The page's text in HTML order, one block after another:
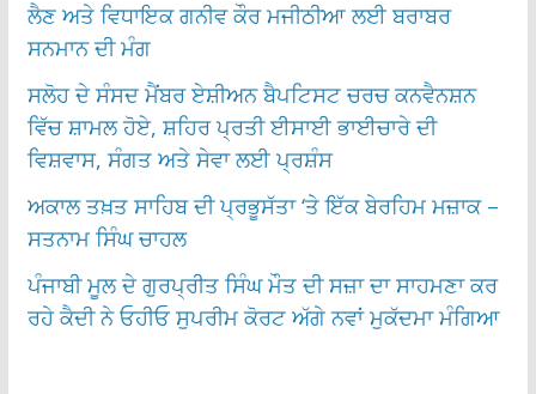
ਲੈਣ ਅਤੇ ਵਿਧਾਇਕ ਗਨੀਵ ਕੌਰ ਮਜੀਠੀਆ ਲਈ ਬਰਾਬਰ
ਸਨਮਾਨ ਦੀ ਮੰਗ
ਸਲੋਹ ਦੇ ਸੰਸਦ ਮੈਂਬਰ ਏਸ਼ੀਅਨ ਬੈਪਟਿਸਟ ਚਰਚ ਕਨਵੈਨਸ਼ਨ
ਵਿੱਚ ਸ਼ਾਮਲ ਹੋਏ, ਸ਼ਹਿਰ ਪ੍ਰਤੀ ਈਸਾਈ ਭਾਈਚਾਰੇ ਦੀ
ਵਿਸ਼ਵਾਸ, ਸੰਗਤ ਅਤੇ ਸੇਵਾ ਲਈ ਪ੍ਰਸ਼ੰਸ
ਅਕਾਲ ਤਖ਼ਤ ਸਾਹਿਬ ਦੀ ਪ੍ਰਭੂਸੱਤਾ ‘ਤੇ ਇੱਕ ਬੇਰਹਿਮ ਮਜ਼ਾਕ –
ਸਤਨਾਮ ਸਿੰਘ ਚਾਹਲ
ਪੰਜਾਬੀ ਮੂਲ ਦੇ ਗੁਰਪ੍ਰੀਤ ਸਿੰਘ ਮੌਤ ਦੀ ਸਜ਼ਾ ਦਾ ਸਾਹਮਣਾ ਕਰ
ਰਹੇ ਕੈਦੀ ਨੇ ਓਹੀਓ ਸੁਪਰੀਮ ਕੋਰਟ ਅੱਗੇ ਨਵਾਂ ਮੁਕੱਦਮਾ ਮੰਗਿਆ